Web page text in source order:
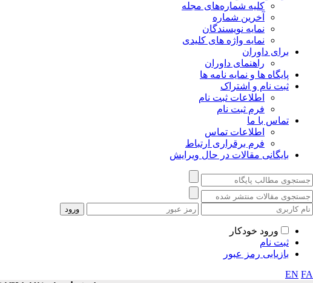
کلیه شماره‌های مجله
آخرین شماره
نمایه نویسندگان
نمایه واژه های کلیدی
برای داوران
راهنمای داوران
پایگاه ها و نمایه نامه ها
ثبت نام و اشتراک
اطلاعات ثبت نام
فرم ثبت نام
تماس با ما
اطلاعات تماس
فرم برقراری ارتباط
بایگانی مقالات در حال ویرایش
ورود خودکار
ثبت نام
بازیابی رمز عبور
EN FA